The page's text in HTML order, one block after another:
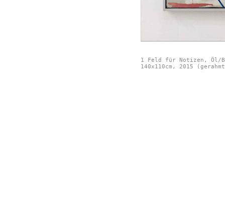
1 Feld für Notizen,
140x110cm, 2015